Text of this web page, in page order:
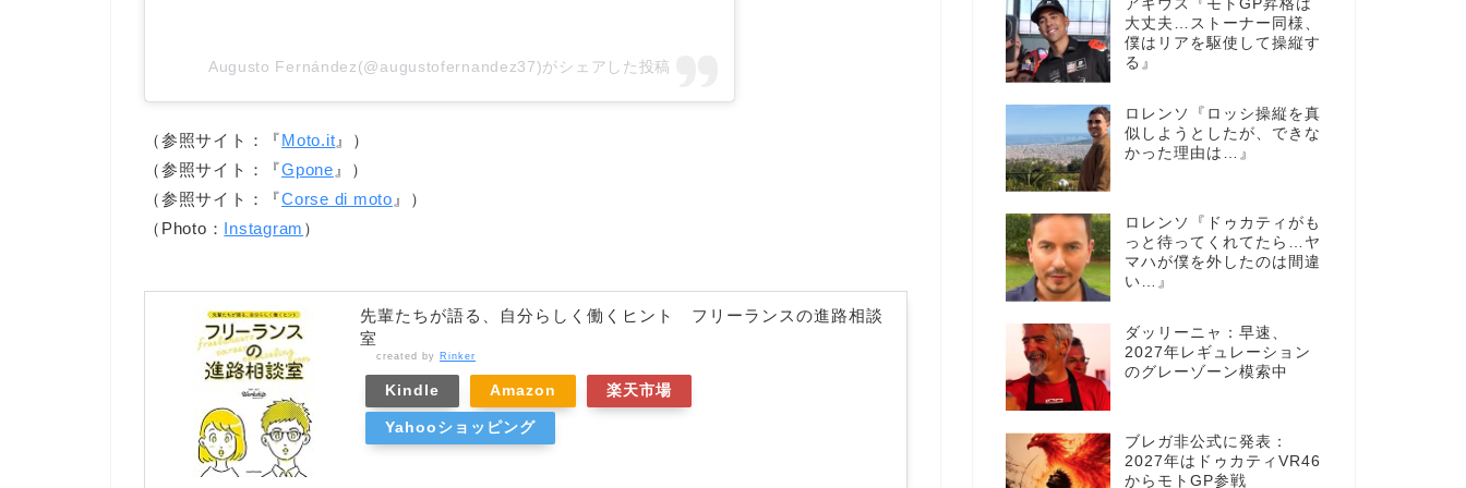
Augusto Fernández(@augustofernandez37)がシェアした投稿
（参照サイト：『Moto.it 』）
（参照サイト：『Gpone 』）
（参照サイト：『Corse di moto 』）
（Photo： Instagram ）
先輩たちが語る、自分らしく働くヒント フリーランスの進路相談
室
created by Rinker
Kindle Amazon 楽天市場
Yahooショッピング
アギウス『モトGP昇格は
大丈夫…ストーナー同様、
僕はリアを駆使して操縦す
る』
ロレンソ『ロッシ操縦を真
似しようとしたが、できな
かった理由は…』
ロレンソ『ドゥカティがも
っと待ってくれてたら…ヤ
マハが僕を外したのは間違
い…』
ダッリーニャ：早速、
2027年レギュレーション
のグレーゾーン模索中
ブレガ非公式に発表：
2027年はドゥカティVR46
からモトGP参戦